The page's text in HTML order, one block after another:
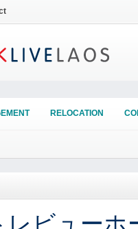
RELOCATION
レビューホ